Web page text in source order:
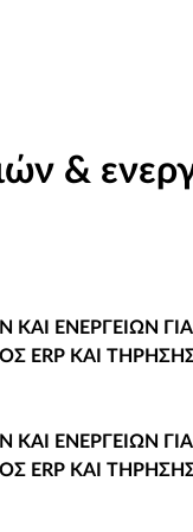
&
ΕΝΕΡΓΕΙΩΝ
ERP ΚΑΙ
ΕΝΕΡΓΕΙΩΝ
ERP ΚΑΙ